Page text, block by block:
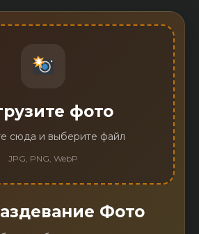
фото
сюда и выберите файл
JPG, PNG, WebP
Фото